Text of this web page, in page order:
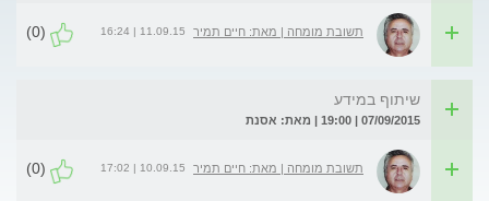
תשובת מומחה | מאת: חיים תמיר 11.09.15 | 16:24
(0)
שיתוף במידע
07/09/2015 | 19:00 | מאת: אסנת
תשובת מומחה | מאת: חיים תמיר 10.09.15 | 17:02
(0)